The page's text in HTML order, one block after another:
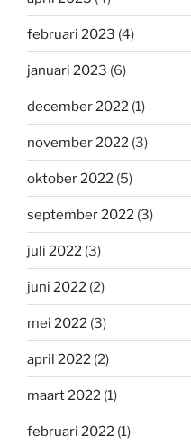
februari 2023 (4)
januari 2023 (6)
december 2022 (1)
november 2022 (3)
oktober 2022 (5)
september 2022 (3)
juli 2022 (3)
juni 2022 (2)
mei 2022 (3)
april 2022 (2)
maart 2022 (1)
februari 2022 (1)